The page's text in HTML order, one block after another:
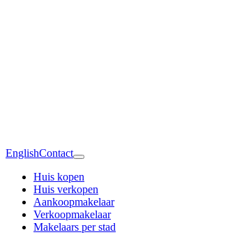
EnglishContact
Huis kopen
Huis verkopen
Aankoopmakelaar
Verkoopmakelaar
Makelaars per stad